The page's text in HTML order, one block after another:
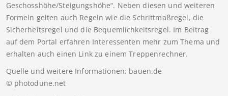
Geschosshöhe/Steigungshöhe“. Neben diesen und weiteren
Formeln gelten auch Regeln wie die Schrittmaßregel, die
Sicherheitsregel und die Bequemlichkeitsregel. Im Beitrag
auf dem Portal erfahren Interessenten mehr zum Thema und
erhalten auch einen Link zu einem Treppenrechner.
Quelle und weitere Informationen: bauen.de
© photodune.net